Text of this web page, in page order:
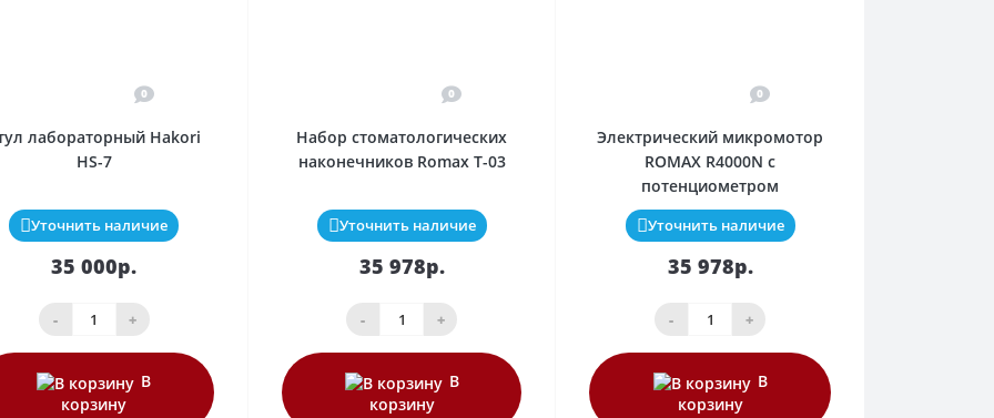
0
лабораторный Hakori
HS-7
Уточнить наличие
35 000р.
- +
В
корзину
0
Набор стоматологических
наконечников Romax T-03
Уточнить наличие
35 978р.
- +
В
корзину
0
Электрический микромотор
ROMAX R4000N с
потенциометром
Уточнить наличие
35 978р.
- +
В
корзину